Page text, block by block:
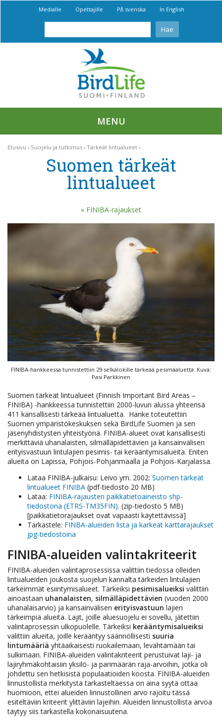
Medialle Opettajille På svenska In English
MENU
Etusivu Suojelu ja tutkimus Tärkeät lintualueet
Suomen tärkeät
lintualueet
FINIBA-rajaukset
FINIBA-hankkeessa tunnistettiin 29 selkälokille tärkeää pesimäaluetta. Kuva:
Pasi Parkkinen
Suomen tärkeät lintualueet (Finnish Important Bird Areas –
FINIBA) -hankkeessa tunnistettiin 2000-luvun alussa yhteensä
411 kansallisesti tärkeää lintualuetta. Hanke toteutettiin
Suomen ympäristökeskuksen sekä BirdLife Suomen ja sen
jäsenyhdistysten yhteistyönä. FINIBA-alueet ovat kansallisesti
merkittäviä uhanalaisten, silmälläpidettävien ja kansainvälisen
erityisvastuun lintulajien pesimis- tai kerääntymisalueita. Eniten
alueita on Lapissa, Pohjois-Pohjanmaalla ja Pohjois-Karjalassa.
Lataa FINIBA-julkaisu: Leivo ym. 2002: Suomen tärkeät
lintualueet FINIBA (pdf-tiedosto 20 MB)
Lataa: FINIBA-rajausten paikkatietoaineisto shp-
tiedostona (ETRS-TM35FIN). (zip-tiedosto 5 MB)
[paikkatietorajaukset ovat vapaasti käytettävissä]
Tarkastele: FINBA-alueiden lista ja karkeat karttarajaukset
jpg-tiedostoina
FINIBA-alueiden valintakriteerit
FINIBA-alueiden valintaprosessissa valittiin tiedossa olleiden
lintualueiden joukosta suojelun kannalta tärkeiden lintulajien
tärkeimmät esiintymisalueet. Tärkeiksi pesimisalueiksi valittiin
ainoastaan uhanalaisten, silmälläpidettävien (vuoden 2000
uhanalaisarvio) ja kansainvälisen erityisvastuun lajien
tärkeimpiä alueita. Lajit, joille aluesuojelu ei sovellu, jätettiin
valintaprosessin ulkopuolelle. Tärkeiksi kerääntymisalueiksi
valittiin alueita, joille kerääntyy säännöllisesti suuria
lintumääriä yhtäaikaisesti ruokailemaan, levähtämään tai
sulkimaan. FINIBA-alueiden valintakriteerit perustuivat laji- ja
lajiryhmäkohtaisiin yksilö- ja parimäärän raja-arvoihin, jotka oli
johdettu sen hetkisistä populaatioiden koosta. FINIBA-alueiden
linnustollista merkitystä tarkasteltaessa on aina syytä ottaa
huomioon, ettei alueiden linnustollinen arvo rajoitu tässä
esiteltäviin kriteerit ylittäviin lajeihin. Alueiden linnustollista arvoa
täytyy siis tarkastella kokonaisuutena.